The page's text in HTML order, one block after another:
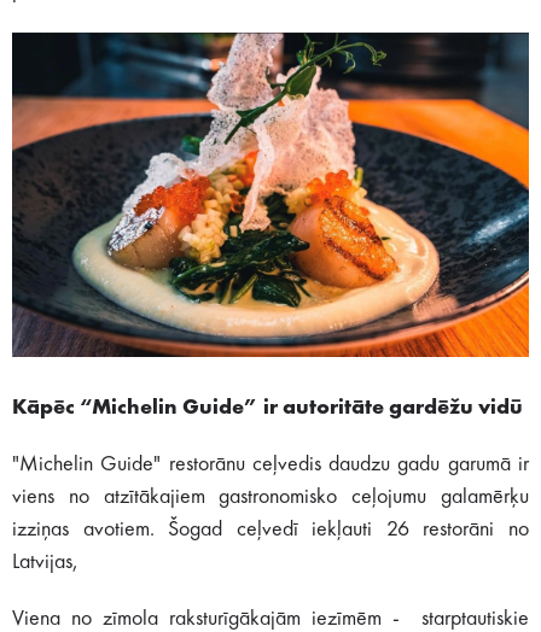
Kāpēc “Michelin Guide” ir autoritāte gardēžu vidū
"Michelin Guide" restorānu ceļvedis daudzu gadu garumā ir
viens no atzītākajiem gastronomisko ceļojumu galamērķu
izziņas avotiem. Šogad ceļvedī iekļauti 26 restorāni no
Latvijas,
Viena no zīmola raksturīgākajām iezīmēm - starptautiskie